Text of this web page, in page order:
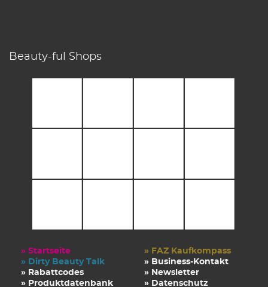
Beauty-ful Shops
» Startseite
» Dirty Beauty Talk
» Rabattcodes
» Produktdatenbank
» FAZ Kaufkompass
» Business-Kontakt
» Newsletter
» Datenschutz